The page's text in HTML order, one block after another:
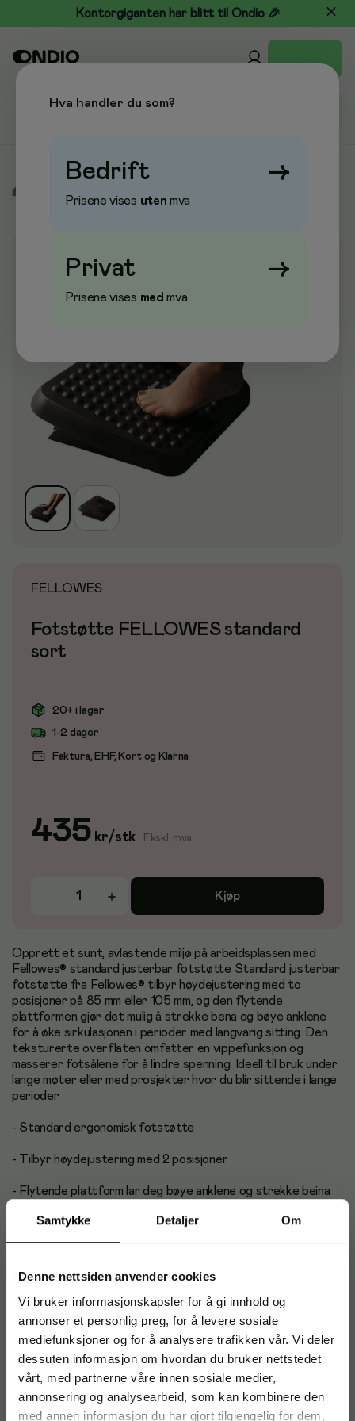
Samtykke Detaljer Om
Denne nettsiden anvender cookies
Vi bruker informasjonskapsler for å gi innhold og
annonser et personlig preg, for å levere sosiale
mediefunksjoner og for å analysere trafikken vår. Vi deler
dessuten informasjon om hvordan du bruker nettstedet
vårt, med partnerne våre innen sosiale medier,
annonsering og analysearbeid, som kan kombinere den
med annen informasjon du har gjort tilgjengelig for dem,
Kontorgiganten har blitt til Ondio 🎉
FELLOWES
Fotstøtte FELLOWES standard
sort
20+ i lager
1-2 dager
Faktura, EHF, Kort og Klarna
435 kr/stk Ekskl. mva
Kjøp
Opprett et sunt, avlastende miljø på arbeidsplassen med
Fellowes® standard justerbar fotstøtte Standard justerbar
fotstøtte fra Fellowes® tilbyr høydejustering med to
posisjoner på 85 mm eller 105 mm, og den flytende
plattformen gjør det mulig å strekke bena og bøye anklene
for å øke sirkulasjonen i perioder med langvarig sitting. Den
teksturerte overflaten omfatter en vippefunksjon og
masserer fotsålene for å lindre spenning. Ideell til bruk under
lange møter eller med prosjekter hvor du blir sittende i lange
perioder
- Standard ergonomisk fotstøtte
- Tilbyr høydejustering med 2 posisjoner
- Flytende plattform lar deg bøye anklene og strekke beina
- Laget av resirkulert plast
- Teksturert overflate masserer fotsålene for å lindre
spenning
- Ideell til lange møter eller prosjekter hvor du blir sittende i
lange perioder
Hva handler du som?
Bedrift →
Prisene vises uten mva
Privat →
Prisene vises med mva